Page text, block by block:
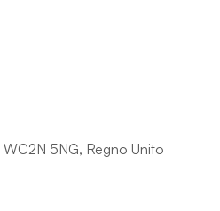
5NG, Regno Unito